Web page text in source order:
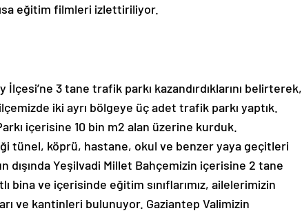
eğitim filmleri izlettiriliyor.
3 tane trafik parkı kazandırdıklarını belirterek,
iki ayrı bölgeye üç adet trafik parkı yaptık.
içerisine 10 bin m2 alan üzerine kurduk.
tünel, köprü, hastane, okul ve benzer yaya geçitleri
dışında Yeşilvadi Millet Bahçemizin içerisine 2 tane
bina ve içerisinde eğitim sınıflarımız, ailelerimizin
ve kantinleri bulunuyor. Gaziantep Valimizin